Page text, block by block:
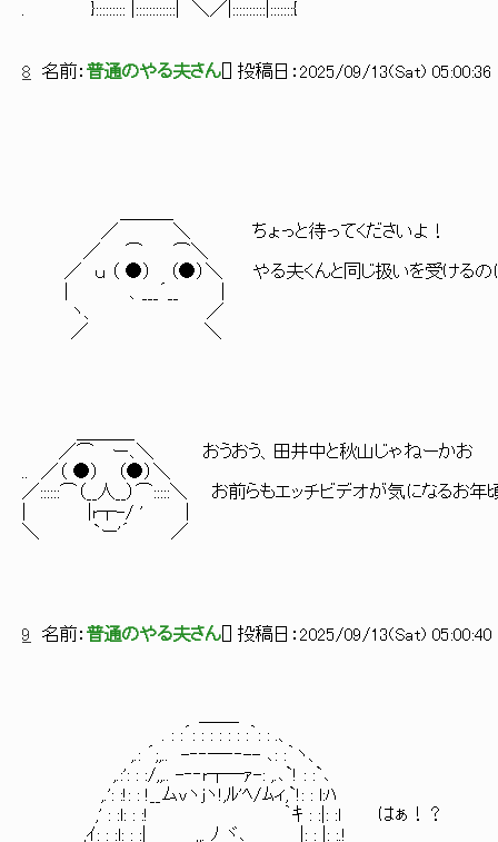
. }::::::::: |::::::::::::| ＼／|::::::::::|:::::::{
8 名前： 普通のやる夫さん ] 投稿日： 2025/09/13(Sat) 05:00:36
／ ＼ ちょっと待ってくださいよ！
／ ⌒ ⌒＼
／ ｕ （ ●） （●）＼ やる夫くんと同じ扱いを受けるの
| 、___´__ |
ヽ、 ／
／ ＼
／⌒ ー､＼ おうおう、田井中と秋山じゃねーかお
.. ／（ ●） （●）＼
／::::::⌒（__人__）⌒:::::＼ お前らもエッチビデオが気になるお年
| |r┬-/ ' |
＼ `ー'´ ／
9 名前： 普通のやる夫さん ] 投稿日： 2025/09/13(Sat) 05:00:40
. : :´: : : : : : :｀: : .、
,.: ´;,.. -‐‐―‐‐-- ､: :｀ヽ、
,.:': : :/,,.. -‐‐r┬―ｧ-: ,.､`! : :`､
,.': :!: : !__ムvヽjヽ!,ﾙ'ﾍ/ﾑィ,`!: : l:ﾊ
,' : :l: : :! ｀ｷ : :|: :l はぁ！？
,ｲ: : :l: : :| ,,. ﾉ ヾ､ |: : |: :.!